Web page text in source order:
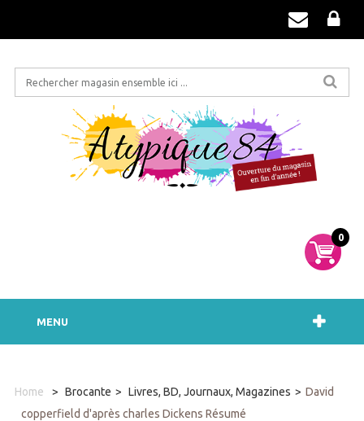
0
MENU
Home > Brocante > Livres, BD, Journaux, Magazines > David
copperfield d'après charles Dickens Résumé